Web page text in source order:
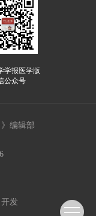
学报医学版
公众号
编辑部
开发